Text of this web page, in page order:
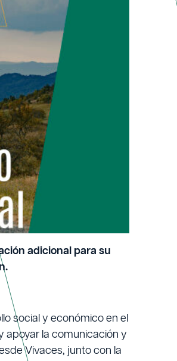
innovación social
adicional para su
social y económico en el
apoyar la comunicación y
Vivaces, junto con la